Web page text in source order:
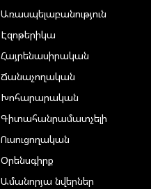
Առասպելաբանություն
Էզոթերիկա
Հայրենասիրական
Ճանաչողական
Խոհարարական
Գիտահանրամատչելի
Ուսուցողական
Օրենսգիրք
Ամանորյա նվերներ